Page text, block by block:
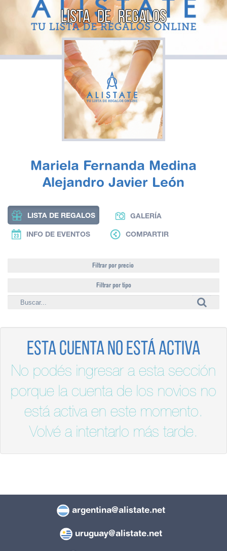
LISTA DE REGALOS
Mariela Fernanda Medina
Alejandro Javier León
LISTA DE REGALOS GALERÍA
INFO DE EVENTOS COMPARTIR
Filtrar por precio
Filtrar por tipo
Esta cuenta no está activa
No podés ingresar a esta sección
porque la cuenta de los novios no
está activa en este momento.
Volvé a intentarlo más tarde.
argentina@alistate.net
uruguay@alistate.net